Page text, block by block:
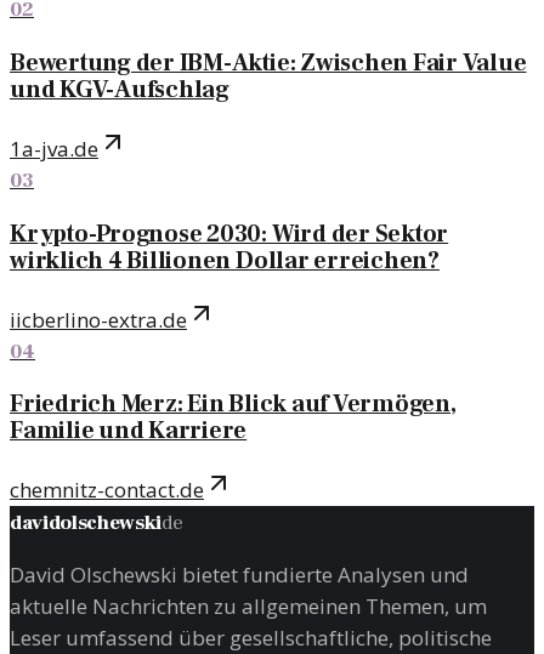
02
Bewertung der IBM-Aktie: Zwischen Fair Value
und KGV-Aufschlag
1a-jva.de
03
Krypto-Prognose 2030: Wird der Sektor
wirklich 4 Billionen Dollar erreichen?
iicberlino-extra.de
04
Friedrich Merz: Ein Blick auf Vermögen,
Familie und Karriere
chemnitz-contact.de
davidolschewskide
David Olschewski bietet fundierte Analysen und
aktuelle Nachrichten zu allgemeinen Themen, um
Leser umfassend über gesellschaftliche, politische